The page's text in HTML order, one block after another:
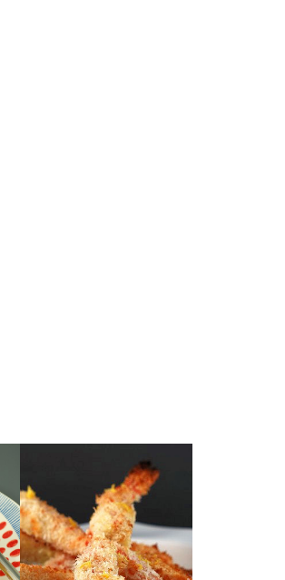
Une façon à la fois
simple et originale de
servir des crevettes: tout
simplement panées dans
de la noix de coco râpée
et grillées au four pour
soigner sa ligne.